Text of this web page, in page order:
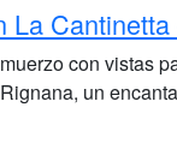
La
con vistas
un